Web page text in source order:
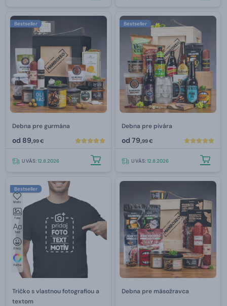
Bestseller
Debna pre gurmána
od 89,99 €
U VÁS:12.8.2026
Bestseller
Debna pre pivára
od 79,99 €
U VÁS:12.8.2026
Bestseller
Tričko s vlastnou fotografiou a
textom
Debna pre mäsožravca